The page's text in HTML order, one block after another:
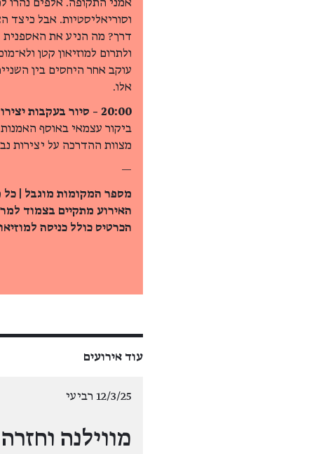
אמני התקופה. אלפים נהרו
וסוריאליסטיות. אבל כיצד
דרך? מה הניע את האספנית
ולתרום למוזיאון קטן
עוקב אחר היחסים בין
אלו.
20:00 – סיור בעקבות יצירות נבחרות מאוסף פגי גוגנהיים
ביקור עצמאי באוסף
מצוות ההדרכה על יצירות
—
מספר המקומות מוגבל |
האירוע מתקיים בצמוד
הכרטיס כולל כניסה
עוד אירועים
12/3/25 רביעי
מווילנה